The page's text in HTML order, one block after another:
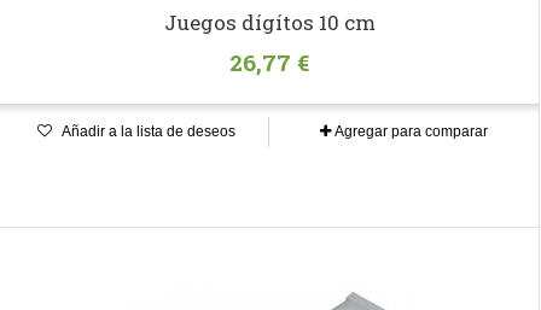
Juegos dígítos 10 cm
26,77 €
Añadir a la lista de deseos Agregar para comparar